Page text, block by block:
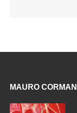
MAURO CORMANI